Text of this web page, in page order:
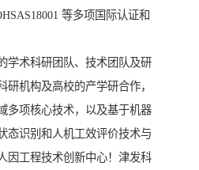
等多项国际认证和
学术科研团队、技术团队及研
研机构及高校的产学研合作，
多项核心技术，以及基于机器
态识别和人机工效评价技术与
因工程技术创新中心！津发科